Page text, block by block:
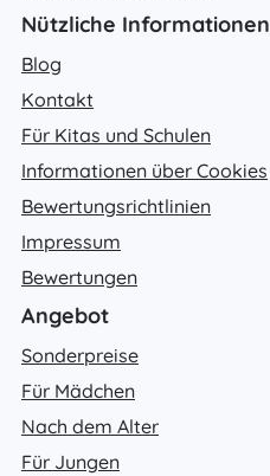
Nützliche Informationen
Blog
Kontakt
Für Kitas und Schulen
Informationen über Cookies
Bewertungsrichtlinien
Impressum
Bewertungen
Angebot
Sonderpreise
Für Mädchen
Nach dem Alter
Für Jungen